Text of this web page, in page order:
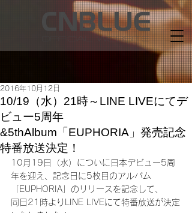
10/19（水）21時～LINE LIVEにてデ
ビュー5周年
&5thAlbum「EUPHORIA」発売記念
特番放送決定！
2016年10月12日
10月19日（水）についに日本デビュー5周
年を迎え、記念日に5枚目のアルバム
「EUPHORIA」のリリースを記念して、
同日21時よりLINE LIVEにて特番放送が決定